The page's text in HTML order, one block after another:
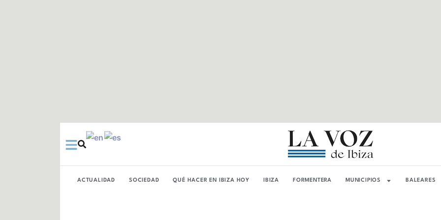
ACTUALIDAD SOCIEDAD QUÉ HACER EN IBIZA HOY IBIZA FORMENTERA MUNICIPIOS BALEARES